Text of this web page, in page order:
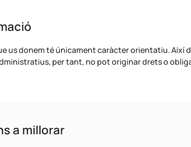
us donem té únicament caràcter orientatiu.
per tant, no pot originar drets o
a millorar